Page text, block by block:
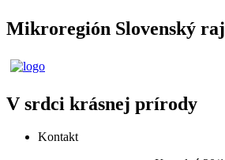
Mikroregión Slovenský raj
V srdci krásnej prírody
Kontakt